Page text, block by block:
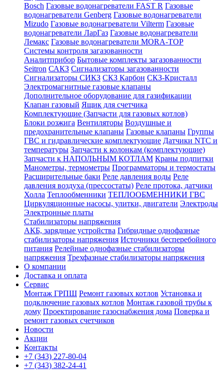
Bosch Газовые водонагреватели FAST R Газовые
водонагреватели Genberg Газовые водонагреватели
Mizudo Газовые водонагреватели Vilterm Газовые
водонагреватели ЛарГаз Газовые водонагреватели
Лемакс Газовые водонагреватели MORA-TOP
Системы контроля загазованности
Аналитприбор Бытовые комплекты загазованности
Seitron САКЗ Сигнализаторы загазованности
Сигнализаторы СИКЗ СКЗ Карбон СКЗ-Кристалл
Электромагнитные газовые клапаны
Дополнительное оборудование для газификации
Клапан газовый Ящик для счетчика
Комплектующие (Запчасти для газовых котлов)
Блоки розжига Вентиляторы Воздушные и
предохранительные клапаны Газовые клапаны Группы
ГВС и гидравлические комплектующие Датчики NTC и
температуры Запчасти к колонкам (комплектующие)
Запчасти к НАПОЛЬНЫМ КОТЛАМ Краны подпитки
Манометры, термометры Программаторы и термостаты
Расширительные баки Реле давления воды Реле
давления воздуха (прессостаты) Реле протока, датчики
Холла Теплообменники ТЕПЛООБМЕННИКИ ГВС
Циркуляционные насосы, улитки, двигатели Электроды
Электронные платы
Стабилизаторы напряжения
АКБ, зарядные устройства Гибридные однофазные
стабилизаторы напряжения Источники бесперебойного
питания Релейные однофазные стабилизаторы
напряжения Трехфазные стабилизаторы напряжения
О компании
Доставка и оплата
Сервис
Монтаж ГРПШ Ремонт газовых котлов Установка и
подключение газовых котлов Монтаж газовой трубы к
дому Проектирование газоснабжения дома Поверка и
ремонт газовых счетчиков
Новости
Акции
Контакты
+7 (343) 227-80-04
+7 (343) 382-24-41